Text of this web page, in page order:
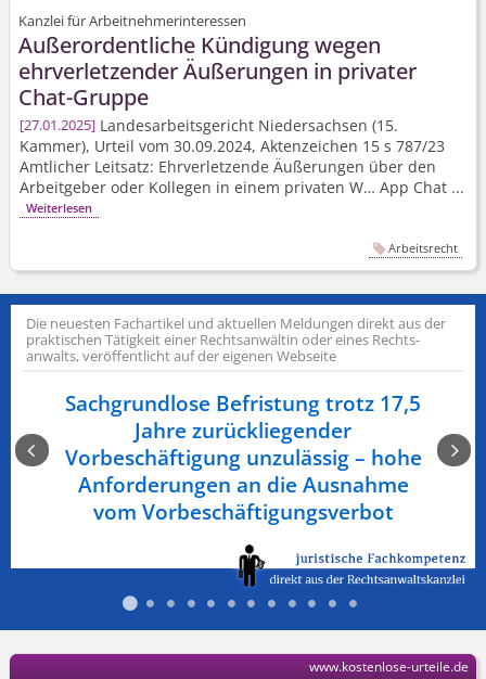
Kanzlei für Arbeitnehmerinteressen
Außerordentliche Kündigung wegen
ehrverletzender Äußerungen in privater
Chat-Gruppe
27.01.2025 Landesarbeits­gericht Niedersachsen (15.
Kammer), Urteil vom 30.09.2024, Aktenzeichen 15 s 787/23
Amtlicher Leitsatz: Ehrverletzende Äußerungen über den
Arbeitgeber oder Kollegen in einem privaten W… App Chat ...
Weiterlesen
Arbeitsrecht
Die neuesten Fachartikel und aktuellen Meldungen direkt aus der
praktischen Tätigkeit einer Rechts­anwältin oder eines Rechts­
anwalts, veröffentlicht auf der eigenen Webseite
Sachgrundlose Befristung trotz 17,5
Jahre zurückliegender
Vorbeschäftigung unzulässig – hohe
Anforderungen an die Ausnahme
vom Vorbeschäf­tigungsverbot
www.kostenlose-urteile.de